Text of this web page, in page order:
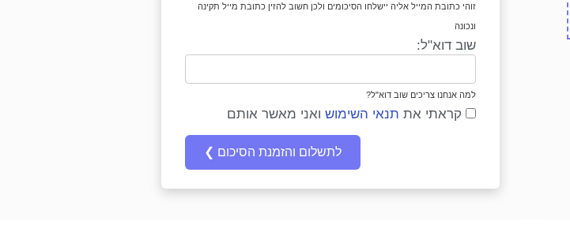
זוהי כתובת המייל אליה יישלחו הסיכומים ולכן חשוב להזין כתובת מייל תקינה
ונכונה
שוב דוא"ל:
למה אנחנו צריכים שוב דוא"ל?
קראתי את תנאי השימוש ואני מאשר אותם